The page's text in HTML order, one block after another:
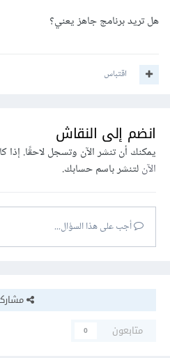
هل تريد برنامج جاهز يعني؟
اقتباس
انضم إلى النقاش
يمكنك أن تنشر الآن وتسجل لاحقًا.
الآنلتنشر باسم حسابك.
أجب على هذا السؤال...
متابعون
0